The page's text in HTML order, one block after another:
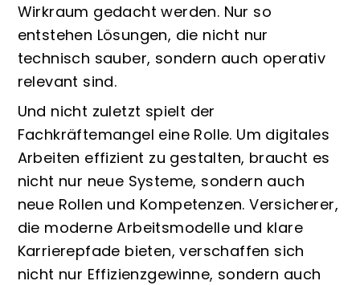
Wirkraum gedacht werden. Nur so
entstehen Lösungen, die nicht nur
technisch sauber, sondern auch operativ
relevant sind.
Und nicht zuletzt spielt der
Fachkräftemangel eine Rolle. Um digitales
Arbeiten effizient zu gestalten, braucht es
nicht nur neue Systeme, sondern auch
neue Rollen und Kompetenzen. Versicherer,
die moderne Arbeitsmodelle und klare
Karrierepfade bieten, verschaffen sich
nicht nur Effizienzgewinne, sondern auch